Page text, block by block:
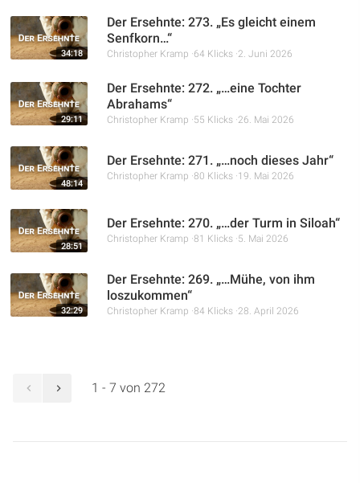
34:18
Der Ersehnte: 273. „Es gleicht einem
Senfkorn…“
Christopher Kramp 64 Klicks 2. Juni 2026
29:11
Der Ersehnte: 272. „…eine Tochter
Abrahams“
Christopher Kramp 55 Klicks 26. Mai 2026
48:14
Der Ersehnte: 271. „…noch dieses Jahr“
Christopher Kramp 80 Klicks 19. Mai 2026
28:51
Der Ersehnte: 270. „…der Turm in Siloah“
Christopher Kramp 81 Klicks 5. Mai 2026
32:29
Der Ersehnte: 269. „…Mühe, von ihm
loszukommen“
Christopher Kramp 84 Klicks 28. April 2026
1 - 7 von 272